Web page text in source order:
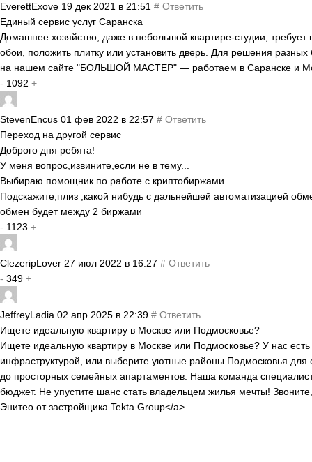
EverettExove 19 дек 2021 в 21:51 # Ответить
Единый сервис услуг Саранска
Домашнее хозяйство, даже в небольшой квартире-студии, требует
обои, положить плитку или установить дверь. Для решения
на нашем сайте "БОЛЬШОЙ МАСТЕР" — работаем в Саранске и
- 1092 +
StevenEncus 01 фев 2022 в 22:57 # Ответить
Переход на другой сервис
Доброго дня ребята!
У меня вопрос,извините,если не в тему...
Выбираю помощник по работе с криптобиржами
Подскажите,плиз ,какой нибудь с дальнейшей автоматизацией
обмен будет между 2 биржами
- 1123 +
ClezeripLover 27 июл 2022 в 16:27 # Ответить
- 349 +
JeffreyLadia 02 апр 2025 в 22:39 # Ответить
Ищете идеальную квартиру в Москве или Подмосковье?
Ищете идеальную квартиру в Москве или Подмосковье? У нас
инфраструктурой, или выберите уютные районы Подмосковья
до просторных семейных апартаментов. Наша команда
бюджет. Не упустите шанс стать владельцем жилья мечты!
Энитео от застройщика Tekta Group</a>